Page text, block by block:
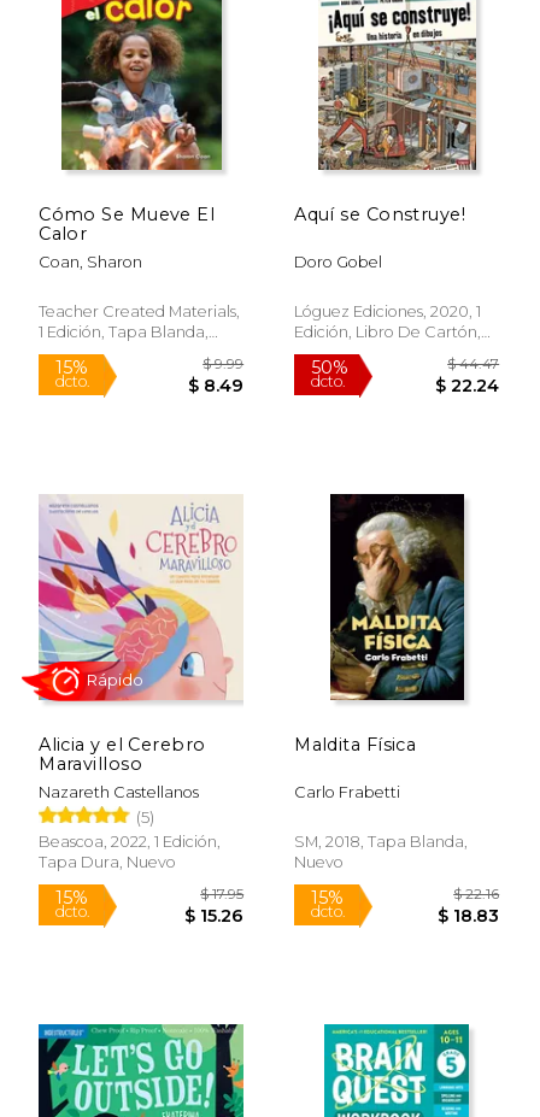
15%
dcto. $ 15.29
Rápido
15%
dcto. $
Cómo Se Mueve El
Calor
Coan, Sharon
Teacher Created Materials,
1 Edición, Tapa Blanda,
Nuevo
Aquí se Construye!
Doro Gobel
Lóguez Ediciones, 2020, 1
Edición, Libro De Cartón,
Nuevo
Alicia y el Cerebro
Maravilloso
Nazareth Castellanos
(5)
Beascoa, 2022, 1 Edición,
Tapa Dura, Nuevo
Maldita Física
Carlo Frabetti
SM, 2018, Tapa Blanda,
Nuevo